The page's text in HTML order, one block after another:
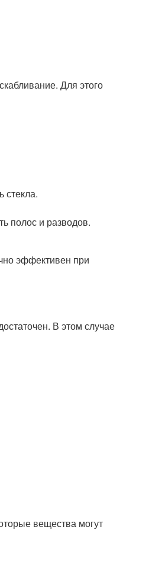
Для этого
стекла.
полос и разводов.
эффективен при
В этом случае
вещества могут